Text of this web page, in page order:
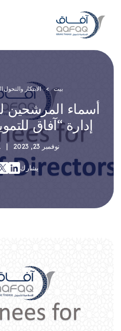
بيت الابتكار والتحول
أسماء
إدارة “آفاق
نوفمبر 23, 2023 |
1
يشارك